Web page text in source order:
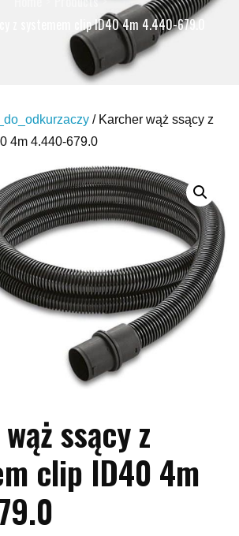
z systemem clip ID40 4m 4.440-679.0
/ Karcher wąż ssący z
4m 4.440-679.0
ssący z
clip ID40 4m